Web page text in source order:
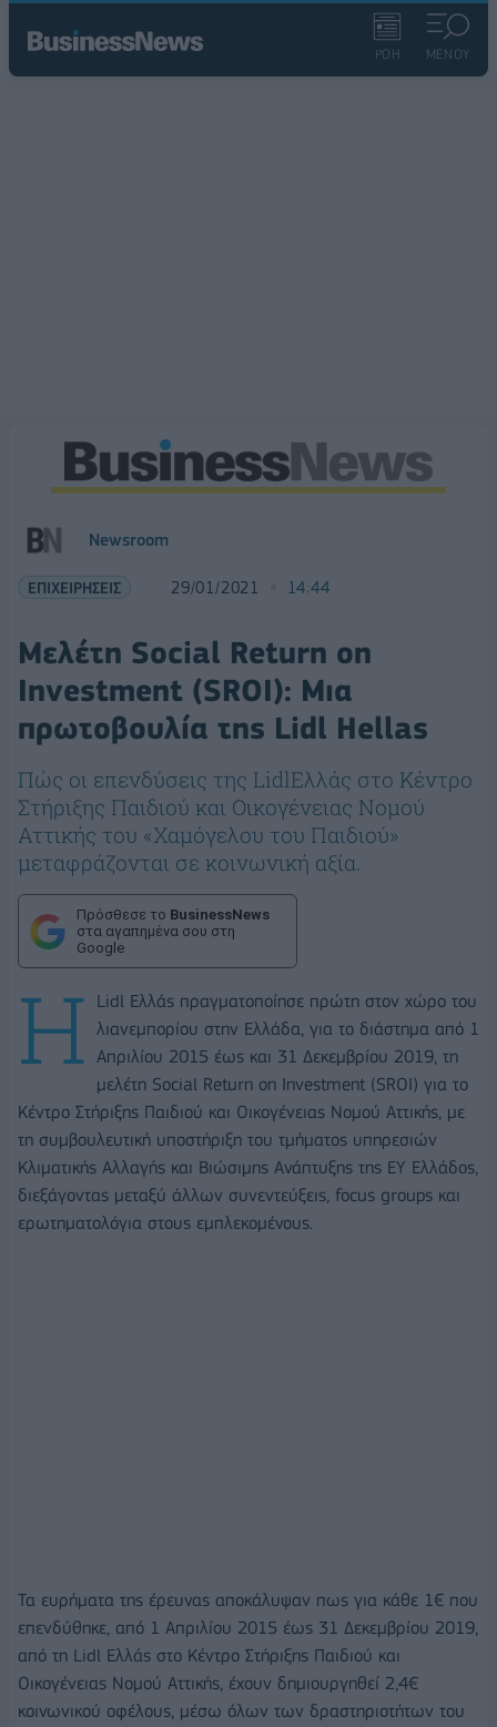
ΡΟΗ ΜΕΝΟΥ
Newsroom
ΕΠΙΧΕΙΡΗΣΕΙΣ 29/01/2021 14:44
Μελέτη Social Return on
Investment (SROI): Μια
πρωτοβουλία της Lidl Hellas
Πώς οι επενδύσεις της LidlEλλάς στο Κέντρο
Στήριξης Παιδιού και Οικογένειας Νομού
Αττικής του «Χαμόγελου του Παιδιού»
μεταφράζονται σε κοινωνική αξία.
Πρόσθεσε το BusinessNews
στα αγαπημένα σου στη
Google
Η
Lidl Ελλάς πραγματοποίησε πρώτη στον χώρο του
λιανεμπορίου στην Ελλάδα, για το διάστημα από 1
Απριλίου 2015 έως και 31 Δεκεμβρίου 2019, τη
μελέτη Social Return on Investment (SROI) για το
Κέντρο Στήριξης Παιδιού και Οικογένειας Νομού Αττικής, με
τη συμβουλευτική υποστήριξη του τμήματος υπηρεσιών
Κλιματικής Αλλαγής και Βιώσιμης Ανάπτυξης της ΕΥ Ελλάδος,
διεξάγοντας μεταξύ άλλων συνεντεύξεις, focus groups και
ερωτηματολόγια στους εμπλεκομένους.
Τα ευρήματα της έρευνας αποκάλυψαν πως για κάθε 1€ που
επενδύθηκε, από 1 Απριλίου 2015 έως 31 Δεκεμβρίου 2019,
από τη Lidl Ελλάς στο Κέντρο Στήριξης Παιδιού και
Οικογένειας Νομού Αττικής, έχουν δημιουργηθεί 2,4€
κοινωνικού οφέλους, μέσω όλων των δραστηριοτήτων του